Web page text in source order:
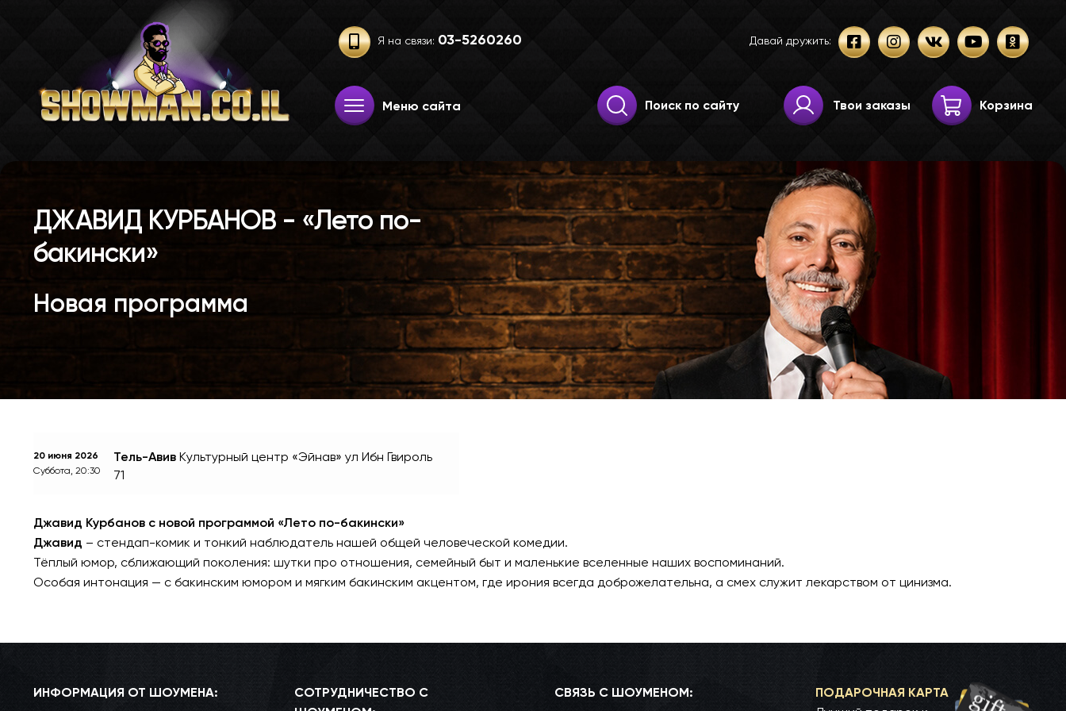
Я на связи: 03-52­60­260 Давай дружить:
Меню сайта
Искать:
Поиск
Твои заказы Корзина
ДЖАВИД КУРБАНОВ - «Лето по-
бакински»
Новая программа
20 июня 2026
Суббота, 20:30
Тель-Авив Культурный центр «Эйнав» ул Ибн Гвироль
71
Джавид Курбанов с новой программой «Лето по-бакински»
Джавид – стендап-комик и тонкий наблюдатель нашей общей человеческой комедии.
Тёплый юмор, сближающий поколения: шутки про отношения, семейный быт и маленькие вселенные наших воспоминаний.
Особая интонация — с бакинским юмором и мягким бакинским акцентом, где ирония всегда доброжелательна, а смех служит лекарством от цинизма.
ИНФОРМАЦИЯ ОТ ШОУМЕНА:
СОТРУДНИЧЕСТВО С
СВЯЗЬ С ШОУМЕНОМ:
ПОДАРОЧНАЯ КАРТА